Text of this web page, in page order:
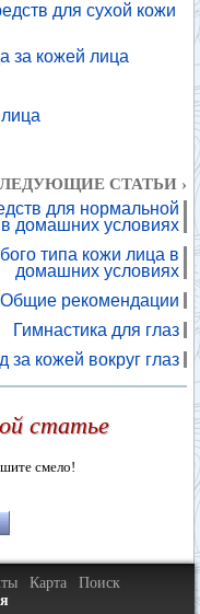
для сухой кожи
за кожей лица
СТАТЬИ ›
для нормальной
домашних условиях
типа кожи лица в
домашних условиях
Общие рекомендации
Гимнастика для глаз
за кожей вокруг глаз
статье
смело!
Карта
Поиск